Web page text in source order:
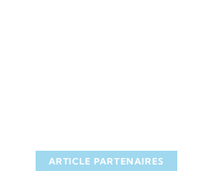
ARTICLE PARTENAIRES